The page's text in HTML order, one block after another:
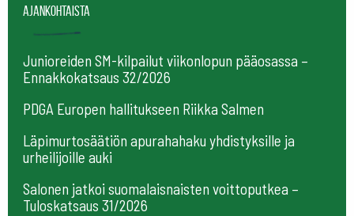
Ajankohtaista
Junioreiden SM-kilpailut viikonlopun pääosassa –
Ennakkokatsaus 32/2026
PDGA Europen hallitukseen Riikka Salmen
Läpimurtosäätiön apurahahaku yhdistyksille ja
urheilijoille auki
Salonen jatkoi suomalaisnaisten voittoputkea –
Tuloskatsaus 31/2026